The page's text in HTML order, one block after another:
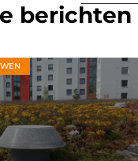
berichten